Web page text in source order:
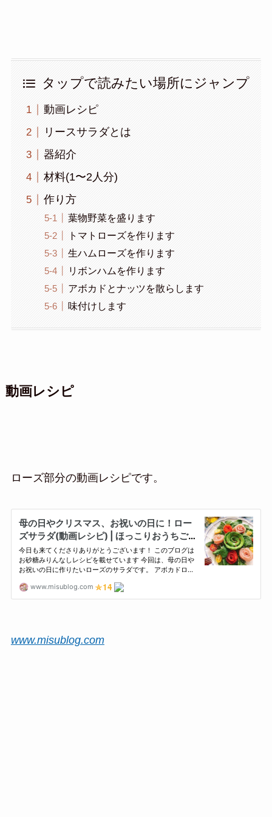
タップで読みたい場所にジャンプ
動画レシピ
リースサラダとは
器紹介
材料(1〜2人分)
作り方
葉物野菜を盛ります
トマトローズを作ります
生ハムローズを作ります
リボンハムを作ります
アボカドとナッツを散らします
味付けします
動画レシピ
ローズ部分の動画レシピです。
www.misublog.com